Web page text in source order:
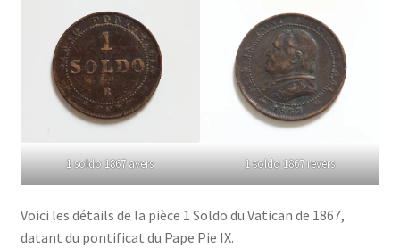
1 soldo 1867 avers 1 soldo 1867 revers
Voici les détails de la pièce 1 Soldo du Vatican de 1867,
datant du pontificat du Pape Pie IX.